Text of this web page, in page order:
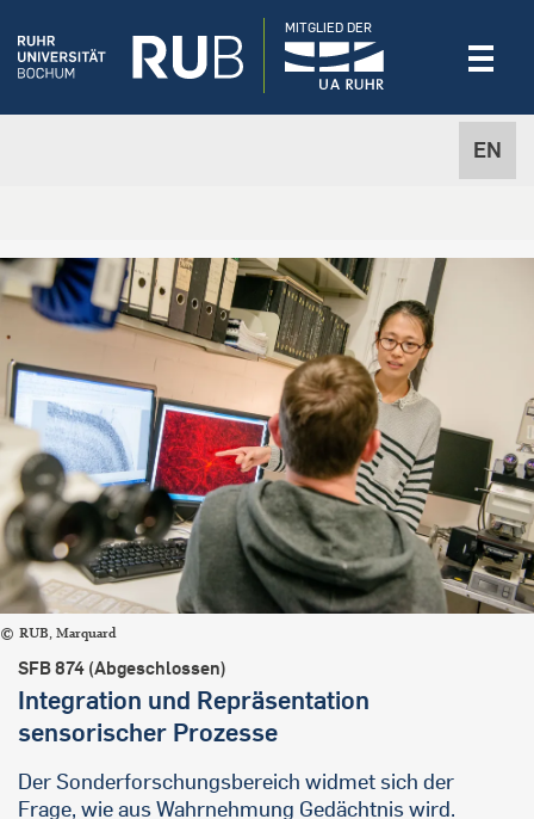
EN
MITGLIED DER
RUB, Marquard
SFB 874 (Abgeschlossen)
Integration und Repräsentation
sensorischer Prozesse
Der Sonderforschungsbereich widmet sich der
Frage, wie aus Wahrnehmung Gedächtnis wird.